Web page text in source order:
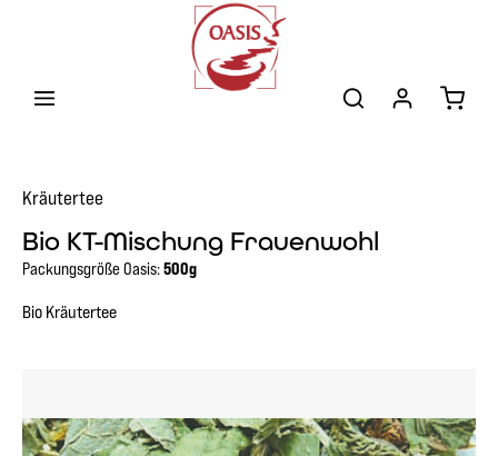
Kräutertee
Bio KT-Mischung Frauenwohl
Packungsgröße Oasis:500g
Bio Kräutertee